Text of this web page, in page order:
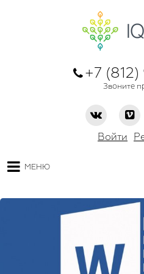
+7
Звоните
Войти
МЕНЮ